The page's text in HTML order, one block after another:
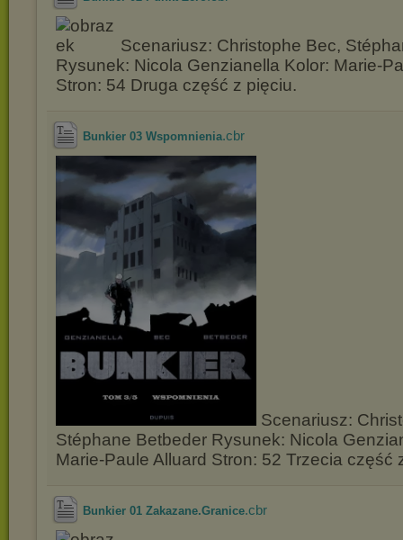
Scenariusz: Christophe Bec,
Rysunek: Nicola Genzianella Kolor: Marie-
Stron: 54 Druga część z pięciu.
Bunkier 03 Wspomnienia.cbr
Scenariusz:
Stéphane Betbeder Rysunek: Nicola
Marie-Paule Alluard Stron: 52 Trzecia część
Bunkier 01 Zakazane.Granice.cbr